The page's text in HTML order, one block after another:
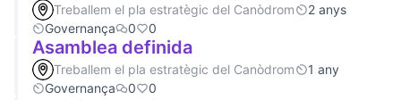
Treballem el pla estratègic del Canòdrom
2 anys
Governança
0 0
Asamblea definida
Treballem el pla estratègic del Canòdrom
1 any
Governança
0 0